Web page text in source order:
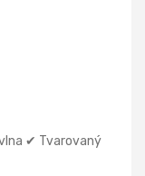
✔ Tvarovaný